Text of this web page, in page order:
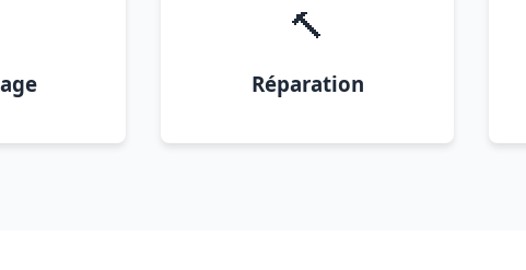
🔨
Réparation